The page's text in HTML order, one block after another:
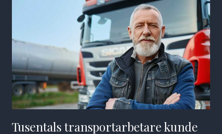
Tusentals transportarbetare kunde